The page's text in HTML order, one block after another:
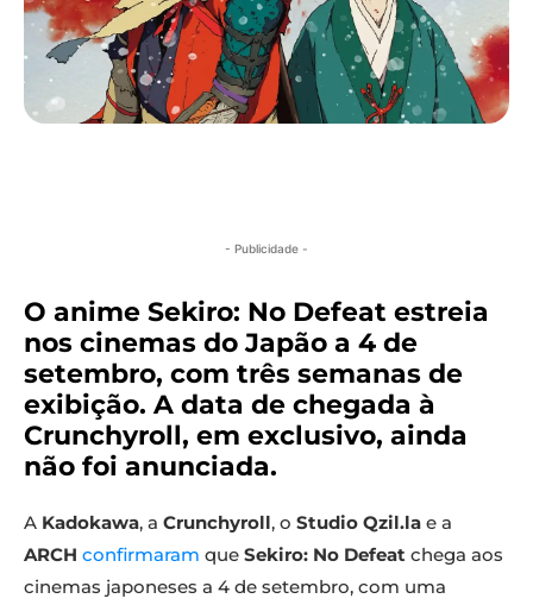
- Publicidade -
O anime Sekiro: No Defeat estreia
nos cinemas do Japão a 4 de
setembro, com três semanas de
exibição. A data de chegada à
Crunchyroll, em exclusivo, ainda
não foi anunciada.
A Kadokawa, a Crunchyroll, o Studio Qzil.la e a
ARCH confirmaram que Sekiro: No Defeat chega aos
cinemas japoneses a 4 de setembro, com uma